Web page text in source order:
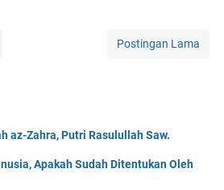
Postingan Lama
az-Zahra, Putri Rasulullah Saw.
Apakah Sudah Ditentukan Oleh